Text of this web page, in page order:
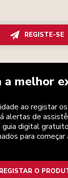
REGISTE-SE
a melhor
ao registar
alertas de
guia digital
para começar
REGISTAR O